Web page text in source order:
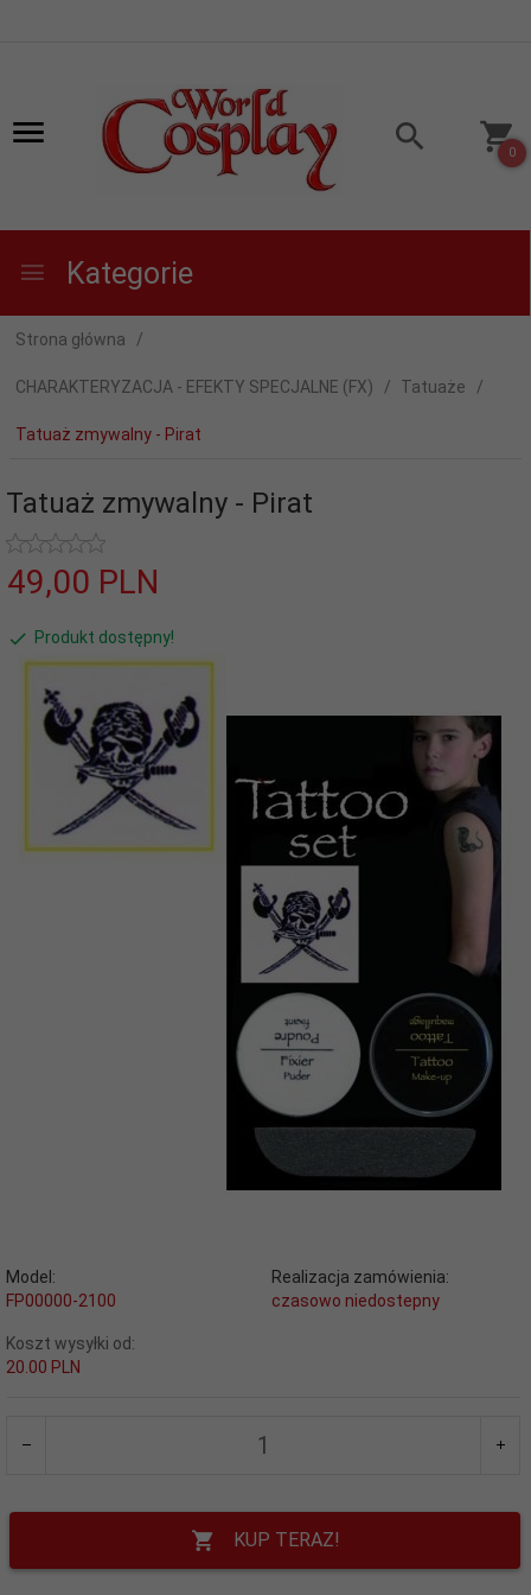
0
Kategorie
Strona główna
CHARAKTERYZACJA - EFEKTY SPECJALNE (FX) Tatuaże
Tatuaż zmywalny - Pirat
Tatuaż zmywalny - Pirat
49,00 PLN
Produkt dostępny!
Model:
FP00000-2100
Realizacja zamówienia:
czasowo niedostepny
Koszt wysyłki od:
20.00 PLN
KUP TERAZ!